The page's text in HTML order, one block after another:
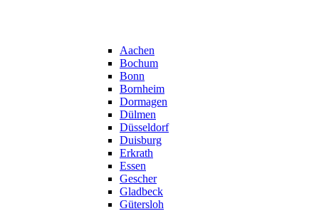
Aachen
Bochum
Bonn
Bornheim
Dormagen
Dülmen
Düsseldorf
Duisburg
Erkrath
Essen
Gescher
Gladbeck
Gütersloh